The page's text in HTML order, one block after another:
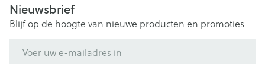
Nieuwsbrief
Blijf op de hoogte van nieuwe producten en promoties